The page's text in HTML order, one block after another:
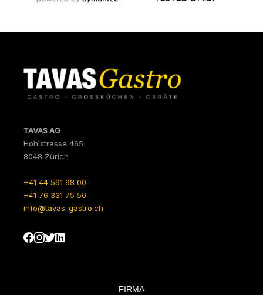
TAVAS AG
Hohlstrasse 465
8048 Zürich
+41 44 591 98 00
+41 76 331 75 50
info@tavas-gastro.ch
FIRMA